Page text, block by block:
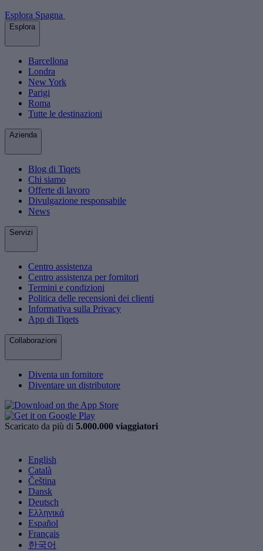
Esplora Spagna
Esplora
Barcellona
Londra
New York
Parigi
Roma
Tutte le destinazioni
Azienda
Blog di Tiqets
Chi siamo
Offerte di lavoro
Divulgazione responsabile
News
Servizi
Centro assistenza
Centro assistenza per fornitori
Termini e condizioni
Politica delle recensioni dei clienti
Informativa sulla Privacy
App di Tiqets
Collaborazioni
Diventa un fornitore
Diventare un distributore
Scaricato da più di 5.000.000 viaggiatori
English
Català
Čeština
Dansk
Deutsch
Ελληνικά
Español
Français
한국어